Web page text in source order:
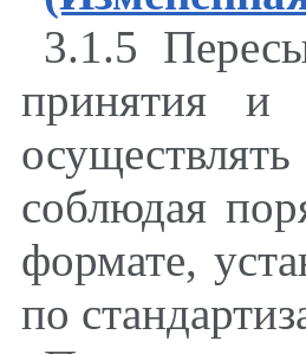
3.1.5
принятия и
соблюдая
формате,
по